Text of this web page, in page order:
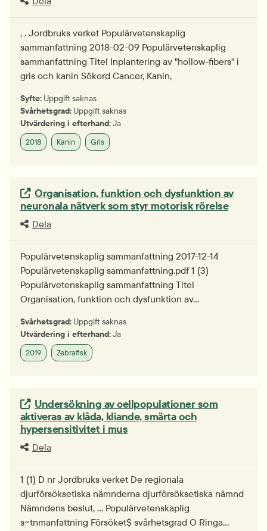
, . Jordbruks verket Populärvetenskaplig
sammanfattning 2018-02-09 Populärvetenskaplig
sammanfattning Titel Inplantering av "hollow-fibers" i
gris och kanin Sökord Cancer, Kanin,
Syfte: Uppgift saknas
Svårhetsgrad: Uppgift saknas
Utvärdering i efterhand:Ja
2018 Kanin Gris
Extern länk.
Organisation, funktion och dysfunktion av
neuronala nätverk som styr motorisk rörelse
Dela
Populärvetenskaplig sammanfattning 2017-12-14
Populärvetenskaplig sammanfattning.pdf 1 (3)
Populärvetenskaplig sammanfattning Titel
Organisation, funktion och dysfunktion av…
Svårhetsgrad: Uppgift saknas
Utvärdering i efterhand:Ja
2019 Zebrafisk
Extern länk.
Undersökning av cellpopulationer som
aktiveras av klåda, kliande, smärta och
hypersensitivitet i mus
Dela
1 (1) D nr Jordbruks verket De regionala
djurförsöksetiska nämnderna djurförsöksetiska nämnd
Nämndens beslut, ... Populärvetenskaplig
s~tnmanfattning Försöket$ svårhetsgrad O Ringa…